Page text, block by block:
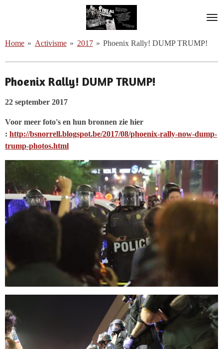
de
Home » Activisme » 2017 » Phoenix Rally! DUMP TRUMP!
Phoenix Rally! DUMP TRUMP!
22 september 2017
Voor meer foto's en hun bronnen zie hier
: http://bsnorrell.blogspot.be/2017/08/phoenix-rally-now-dump-
trump-photos.html